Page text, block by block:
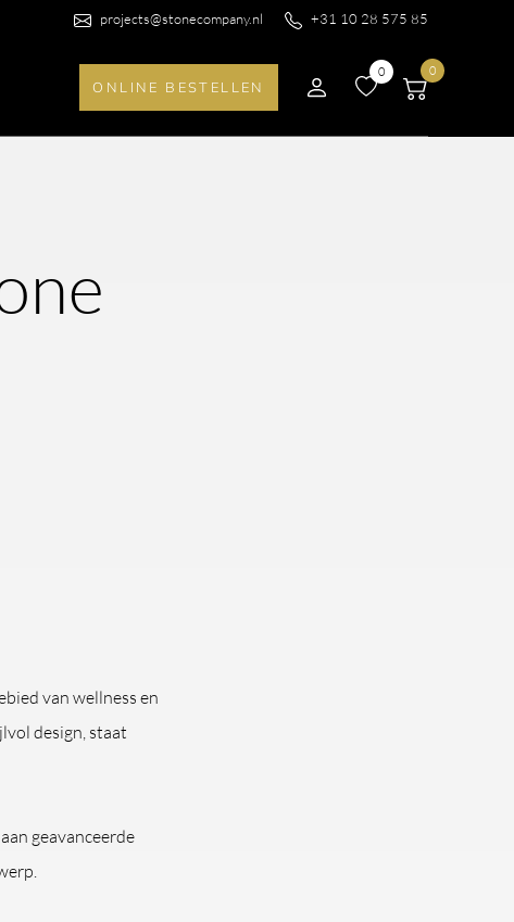
projects@stonecompany.nl +31 10 28 575 85
ONLINE BESTELLEN
0 0
van wellness en
design, staat
geavanceerde